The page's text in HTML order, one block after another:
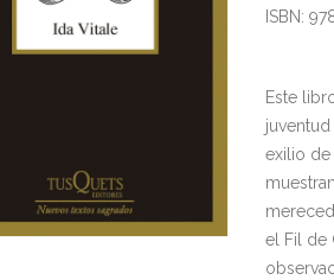
ISBN:
Este
exilio de
el Fil de